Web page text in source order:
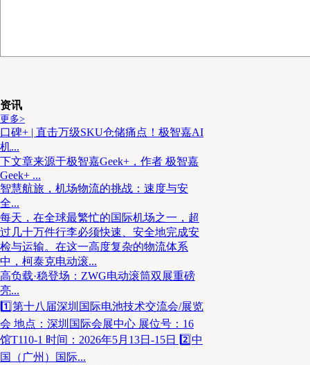
资讯
更多>
口碑+ | 直击万级SKU仓储痛点！极智嘉AI
机...
下文章来源于极智嘉Geek+，作者 极智嘉
Geek+ ...
智慧航旅，机场物流的挑战：速度与安
全...
每天，在全球最繁忙的国际机场之一，超
过几十万件行李必须快速、安全地完成安
检与运输。在这一高度复杂的物流体系
中，柯泰克电动滚...
高负载·稳登场：ZWG电动滚筒双展重磅
亮...
1️⃣第十八届深圳国际电池技术交流会/展览
会 地点：深圳国际会展中心 展位号：16
馆T110-1 时间：2026年5月13日-15日 2️⃣中
国（广州）国际...